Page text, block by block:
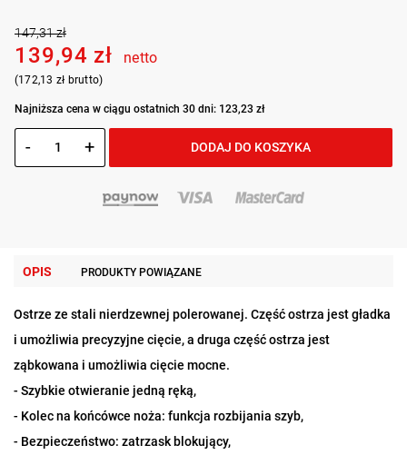
147,31 zł
139,94 zł netto
(172,13 zł brutto)
Najniższa cena w ciągu ostatnich 30 dni: 123,23 zł
- + DODAJ DO KOSZYKA
OPIS PRODUKTY POWIĄZANE
Ostrze ze stali nierdzewnej polerowanej. Część ostrza jest gładka
i umożliwia precyzyjne cięcie, a druga część ostrza jest
ząbkowana i umożliwia cięcie mocne.
- Szybkie otwieranie jedną ręką,
- Kolec na końcówce noża: funkcja rozbijania szyb,
- Bezpieczeństwo: zatrzask blokujący,